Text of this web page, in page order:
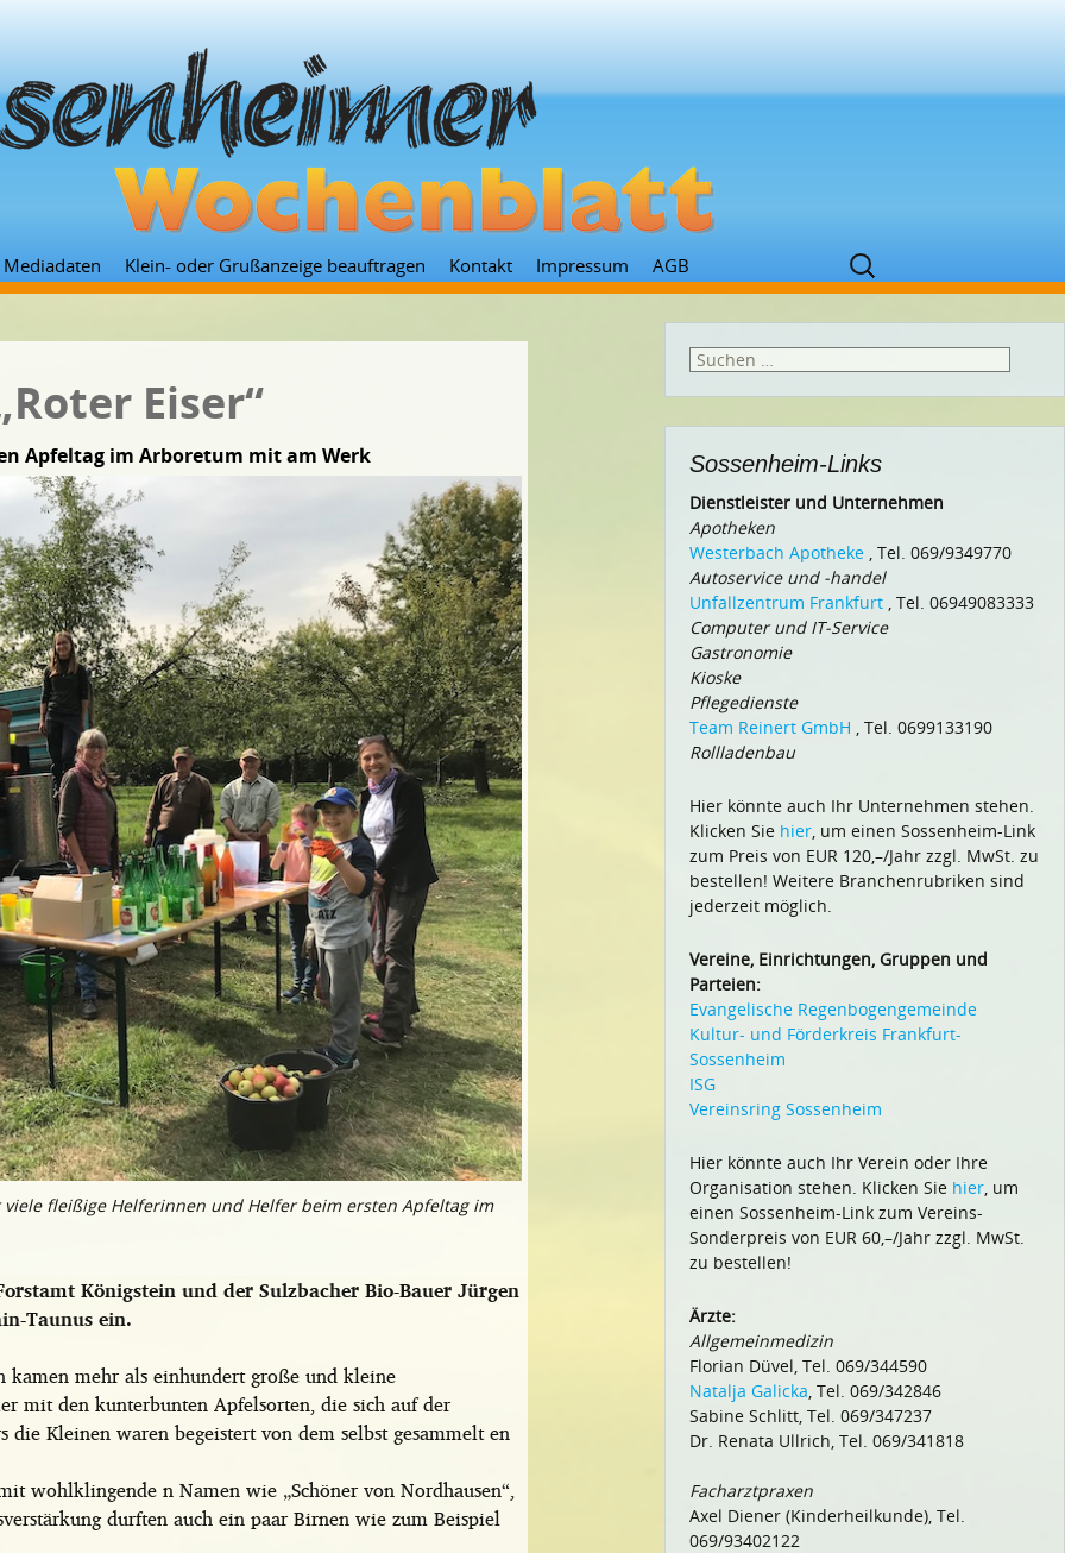
Zum
Inhalt
Mediadaten Klein- oder Grußanzeige beauftragen Kontakt Impressum AGB
Suchen
nach:
Eiser“
Apfeltag im Arboretum mit am Werk
fleißige Helferinnen und Helfer beim ersten Apfeltag im
Königstein und der Sulzbacher Bio-Bauer Jürgen
Taunus ein.
kamen mehr als einhundert große und kleine
mit den kunterbunten Apfelsorten, die sich auf der
Kleinen waren begeistert von dem selbst gesammelt en
wohlklingende n Namen wie „Schöner von Nordhausen“,
durften auch ein paar Birnen wie zum Beispiel
Suchen
Sossenheim-Links
Dienstleister und Unternehmen
Apotheken
Westerbach Apotheke , Tel. 069/9349770
Autoservice und -handel
Unfallzentrum Frankfurt , Tel. 06949083333
Computer und IT-Service
Gastronomie
Kioske
Pflegedienste
Team Reinert GmbH , Tel. 0699133190
Rollladenbau
Hier könnte auch Ihr Unternehmen stehen.
Klicken Sie hier, um einen Sossenheim-Link
zum Preis von EUR 120,–/Jahr zzgl. MwSt. zu
bestellen! Weitere Branchenrubriken sind
jederzeit möglich.
Vereine, Einrichtungen, Gruppen und
Parteien:
Evangelische Regenbogengemeinde
Kultur- und Förderkreis Frankfurt-
Sossenheim
ISG
Vereinsring Sossenheim
Hier könnte auch Ihr Verein oder Ihre
Organisation stehen. Klicken Sie hier, um
einen Sossenheim-Link zum Vereins-
Sonderpreis von EUR 60,–/Jahr zzgl. MwSt.
zu bestellen!
Ärzte:
Allgemeinmedizin
Florian Düvel, Tel. 069/344590
Natalja Galicka, Tel. 069/342846
Sabine Schlitt, Tel. 069/347237
Dr. Renata Ullrich, Tel. 069/341818
Facharztpraxen
Axel Diener (Kinderheilkunde), Tel.
069/93402122